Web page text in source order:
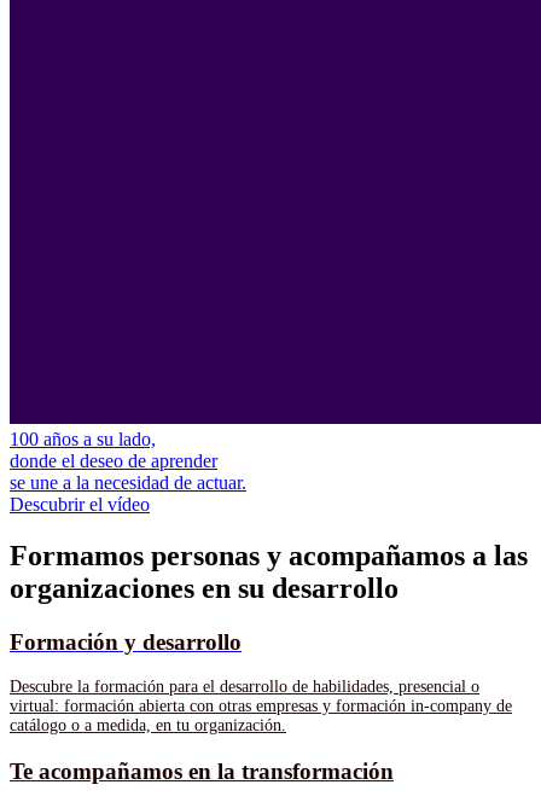
100 años a su lado,
donde el deseo de aprender
se une a la necesidad de actuar.
Descubrir el vídeo
Formamos personas y acompañamos a las
organizaciones en su desarrollo
Formación y desarrollo
Descubre la formación para el desarrollo de habilidades, presencial o
virtual: formación abierta con otras empresas y formación in-company de
catálogo o a medida, en tu organización.
Te acompañamos en la transformación